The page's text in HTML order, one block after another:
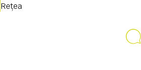
Rețea